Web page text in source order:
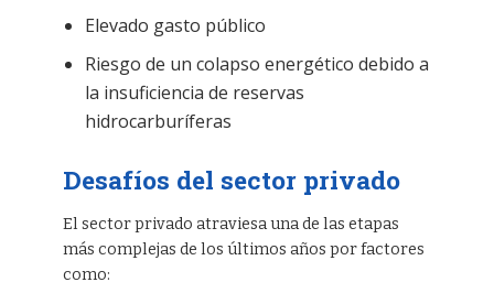
Elevado gasto público
Riesgo de un colapso energético debido a
la insuficiencia de reservas
hidrocarburíferas
Desafíos del sector privado
El sector privado atraviesa una de las etapas
más complejas de los últimos años por factores
como: